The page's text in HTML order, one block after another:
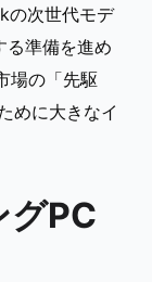
の次世代モデ
る準備を進め
場の「先駆
めに大きなイ
グPC